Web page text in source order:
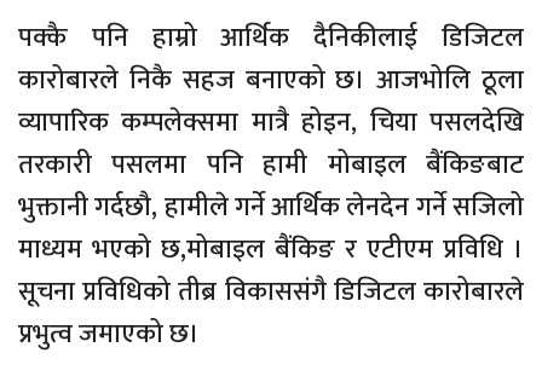
पक्कै पनि हाम्रो आर्थिक दैनिकीलाई डिजिटल
कारोबारले निकै सहज बनाएको छ। आजभोलि ठूला
व्यापारिक कम्पलेक्समा मात्रै होइन, चिया पसलदेखि
तरकारी पसलमा पनि हामी मोबाइल बैंकिङबाट
भुक्तानी गर्दछौ, हामीले गर्ने आर्थिक लेनदेन गर्ने सजिलो
माध्यम भएको छ,मोबाइल बैंकिङ र एटीएम प्रविधि ।
सूचना प्रविधिको तीब्र विकाससंगै डिजिटल कारोबारले
प्रभुत्व जमाएको छ।